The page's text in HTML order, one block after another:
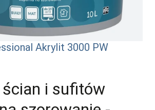
Akrylit 3000 PW
ścian i sufitów